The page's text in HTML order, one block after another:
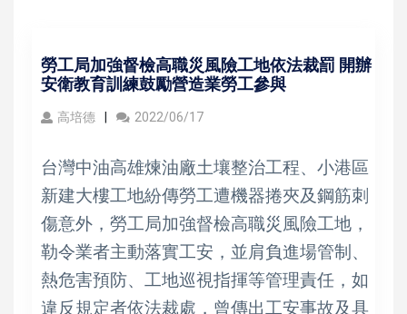
勞工局加強督檢高職災風險工地依法裁罰 開辦
安衛教育訓練鼓勵營造業勞工參與
高培德 2022/06/17
台灣中油高雄煉油廠土壤整治工程、小港區
新建大樓工地紛傳勞工遭機器捲夾及鋼筋刺
傷意外，勞工局加強督檢高職災風險工地，
勒令業者主動落實工安，並肩負進場管制、
熱危害預防、工地巡視指揮等管理責任，如
違反規定者依法裁處，曾傳出工安事故及具